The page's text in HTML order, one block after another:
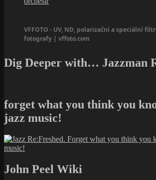
VFFOTO - UV, ND, polarizační a speciální
fotografy | vffoto.com
Dig Deeper with… Jazzman
forget what you think you
jazz music!
John Peel Wiki